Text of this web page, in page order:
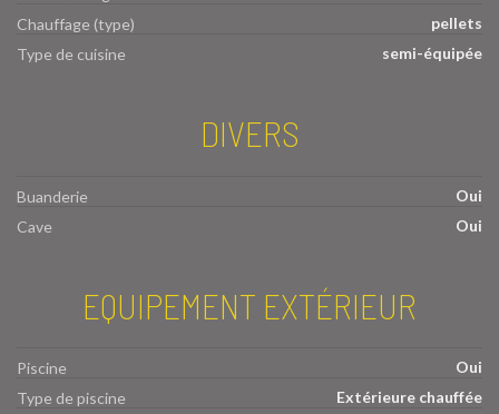
Chauffage (type)
pellets
Type de cuisine
semi-équipée
DIVERS
Buanderie
Oui
Cave
Oui
EQUIPEMENT EXTÉRIEUR
Piscine
Oui
Type de piscine
Extérieure chauffée